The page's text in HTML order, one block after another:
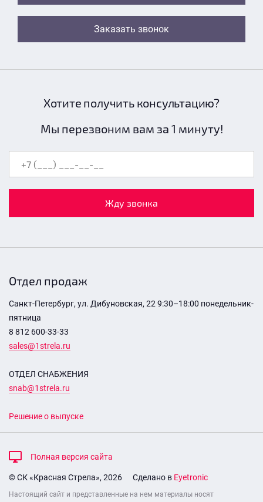
Заказать звонок
Хотите получить консультацию?
Мы перезвоним вам за 1 минуту!
Жду звонка
Отдел продаж
Санкт-Петербург, ул. Дибуновская, 22 9:30–18:00 понедельник-
пятница
8 812 600-33-33
sales@1strela.ru
ОТДЕЛ СНАБЖЕНИЯ
snab@1strela.ru
Решение о выпуске
Полная версия сайта
© СК «Красная Стрела», 2026 Сделано в Eyetronic
Настоящий сайт и представленные на нем материалы носят